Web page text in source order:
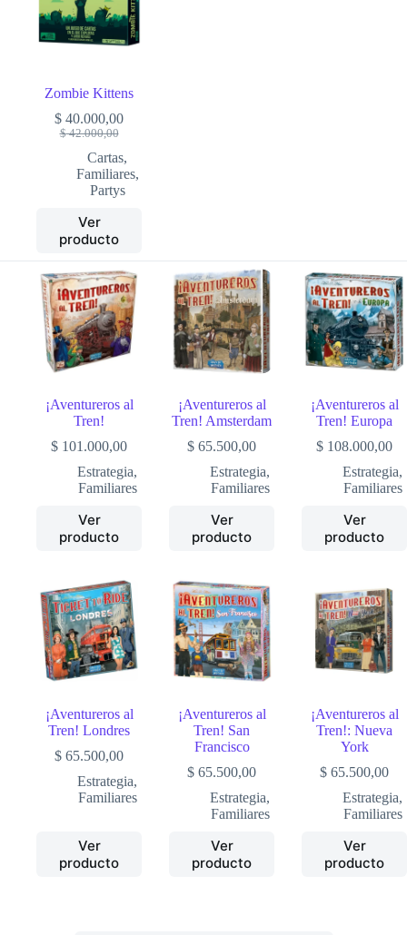
Zombie Kittens
$42.000,00
Original
was:
$ 42.000,00.
$ 40.000,00
Current
is:
$ 40.000,00.
Cartas,
Familiares,
Partys
Ver
producto
¡Aventureros al
Tren!
$ 101.000,00
Estrategia,
Familiares
Ver
producto
¡Aventureros al
Tren! Amsterdam
$ 65.500,00
Estrategia,
Familiares
Ver
producto
¡Aventureros al
Tren! Europa
$ 108.000,00
Estrategia,
Familiares
Ver
producto
¡Aventureros al
Tren! Londres
$ 65.500,00
Estrategia,
Familiares
Ver
producto
¡Aventureros al
Tren! San
Francisco
$ 65.500,00
Estrategia,
Familiares
Ver
producto
¡Aventureros al
Tren!: Nueva
York
$ 65.500,00
Estrategia,
Familiares
Ver
producto